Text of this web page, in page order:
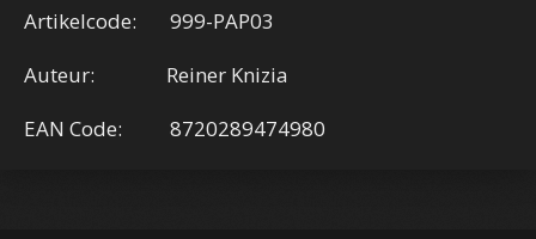
Artikelcode: 999-PAP03
Auteur: Reiner Knizia
EAN Code: 8720289474980